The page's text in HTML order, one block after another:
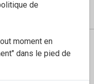
de
moment en
dans le pied de